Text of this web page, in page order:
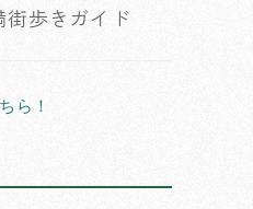
歩きガイド
ら！